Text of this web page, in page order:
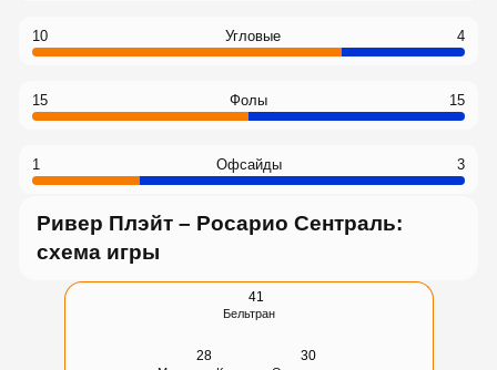
10 Угловые 4
15 Фолы 15
1 Офсайды 3
Ривер Плэйт – Росарио Сентраль:
схема игры
30
28
41
Бельтран